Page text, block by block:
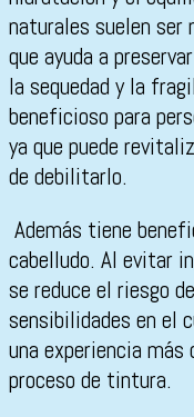
naturales suelen ser
que ayuda a
la sequedad y la
beneficioso para
ya que puede
de debilitarlo.
Además tiene
cabelludo. Al evitar
se reduce el riesgo
sensibilidades en el
una experiencia más
proceso de tintura.